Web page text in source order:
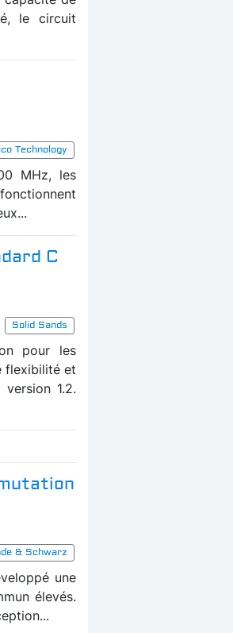
le circuit
Technology
MHz, les
C
Solid Sands
pour les
flexibilité et
1.2.
& Schwarz
une
élevés.